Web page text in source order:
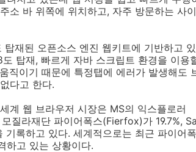
소 바 위쪽에 위치하고, 자주 방문하는 사
재된 오픈소스 엔진 웹키트에 기반하고
탑재, 빠르게 자바 스크립트 환경을 이용
직이기 때문에 특정탭에 에러가 발생해도
다고 한다.
계 웹 브라우저 시장은 MS의 익스플로러
질라재단 파이어폭스(Fierfox)가 19.7%,
기록하고 있다. 세계적으로는 최근 파이어
하고 있는 상황이다.